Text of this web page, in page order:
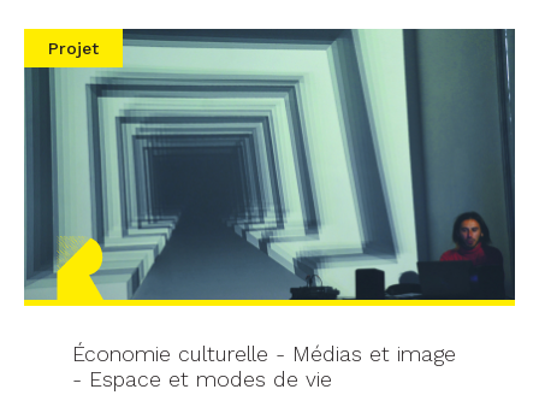
Projet
Économie culturelle - Médias et image
- Espace et modes de vie